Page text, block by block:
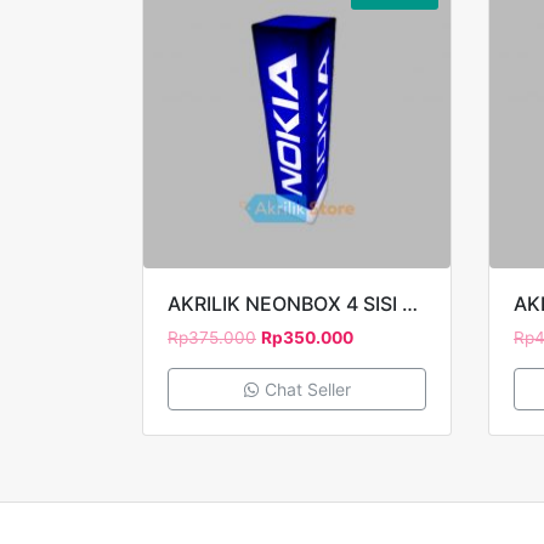
AKRILIK NEONBOX 4 SISI 9x9x40cm TIMBUL STAND NOKIA 2
Rp375.000 Rp350.000
Chat Seller
Rp